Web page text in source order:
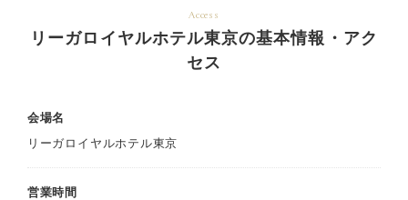
Access
リーガロイヤルホテル東京の基本情報・アク
セス
会場名
リーガロイヤルホテル東京
営業時間